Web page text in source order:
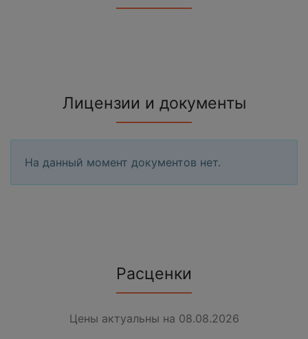
Лицензии и документы
На данный момент документов нет.
Расценки
Цены актуальны на 08.08.2026